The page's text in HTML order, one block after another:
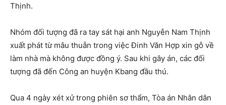
Thịnh.
Nhóm đối tượng đã ra tay sát hại anh Nguyễn Nam Thịnh
xuất phát từ mâu thuẫn trong việc Đinh Văn Hợp xin gỗ về
làm nhà mà không được đồng ý. Sau khi gây án, các đối
tượng đã đến Công an huyện Kbang đầu thú.
Qua 4 ngày xét xử trong phiên sơ thẩm, Tòa án Nhân dân